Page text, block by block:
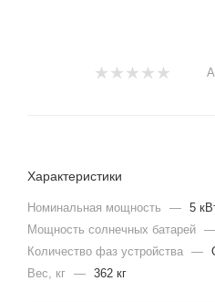
Характеристики
Номинальная мощность — 5
Мощность солнечных батарей —
Количество фаз устройства —
Вес, кг — 362 кг